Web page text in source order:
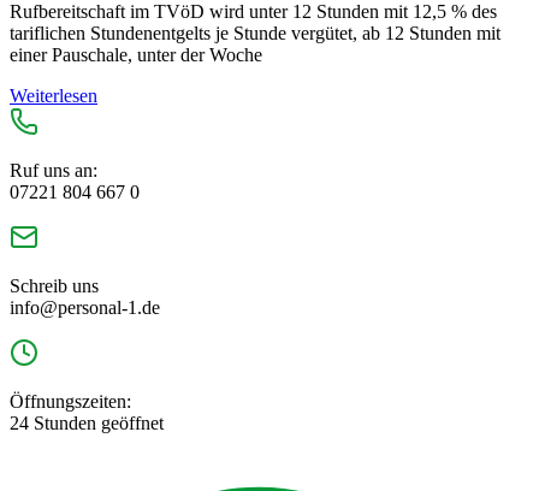
Rufbereitschaft im TVöD wird unter 12 Stunden mit 12,5 % des
tariflichen Stundenentgelts je Stunde vergütet, ab 12 Stunden mit
einer Pauschale, unter der Woche
Weiterlesen
Ruf uns an:
07221 804 667 0
Schreib uns
info@personal-1.de
Öffnungszeiten:
24 Stunden geöffnet